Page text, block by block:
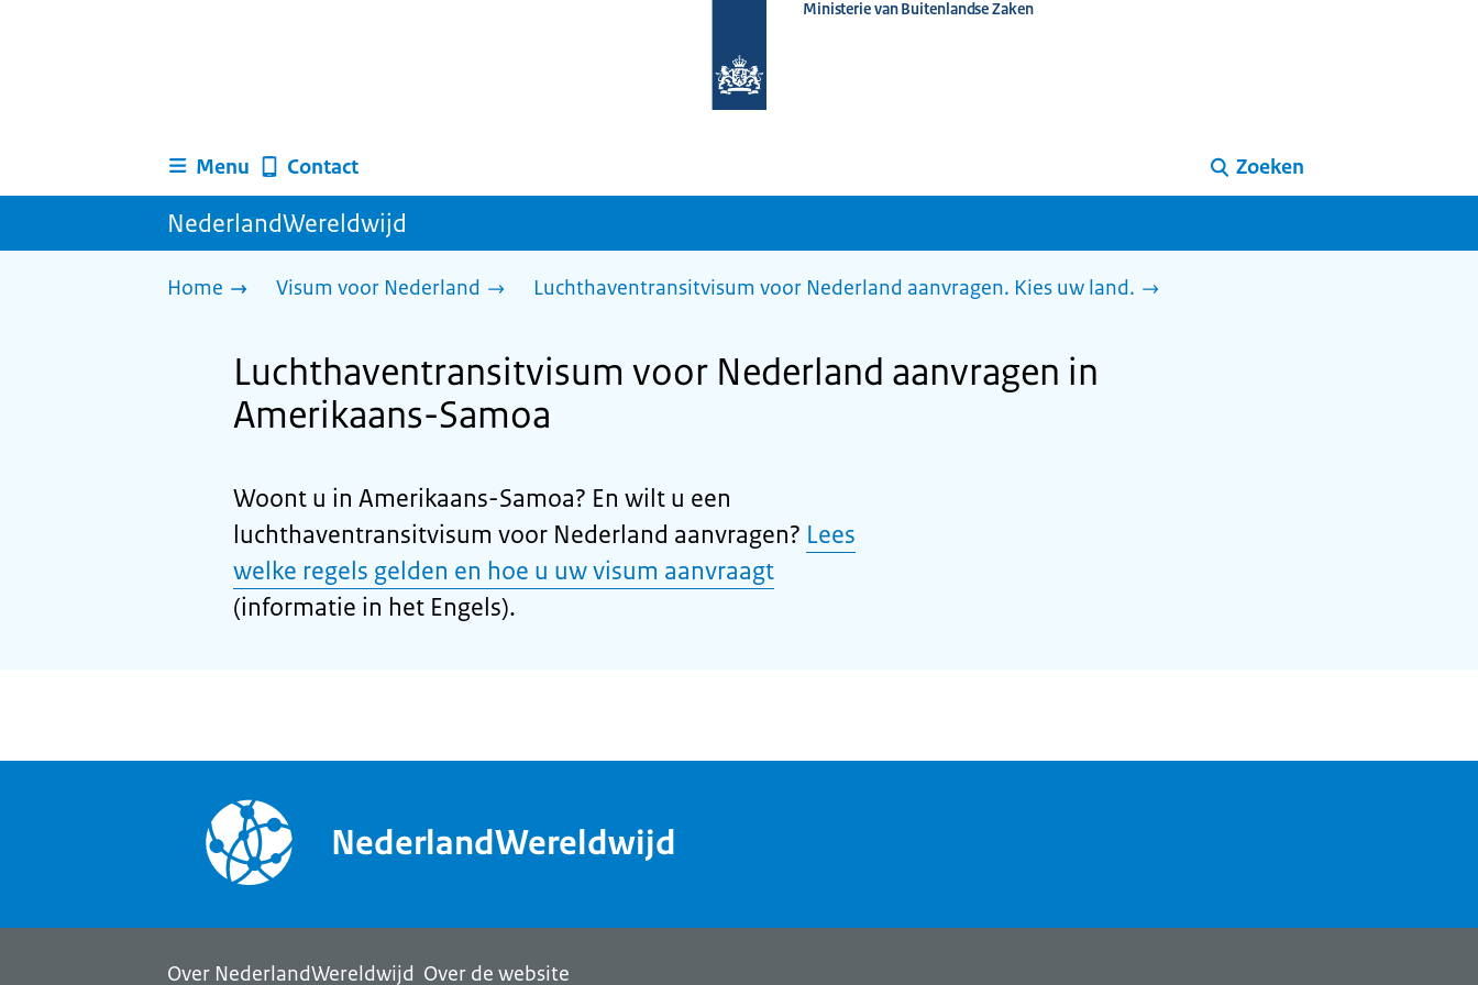
homepage
Ministerie van Buitenlandse Zaken
Menu Contact Zoeken
NederlandWereldwijd
Home Visum voor Nederland Luchthaventransitvisum voor Nederland aanvragen. Kies uw land.
Luchthaventransitvisum voor Nederland aanvragen in
Amerikaans-Samoa
Woont u in Amerikaans-Samoa? En wilt u een
luchthaventransitvisum voor Nederland aanvragen? Lees
welke regels gelden en hoe u uw visum aanvraagt
(informatie in het Engels).
NederlandWereldwijd
Over NederlandWereldwijd Over de website